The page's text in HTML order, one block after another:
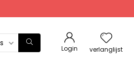
Login verlanglijst